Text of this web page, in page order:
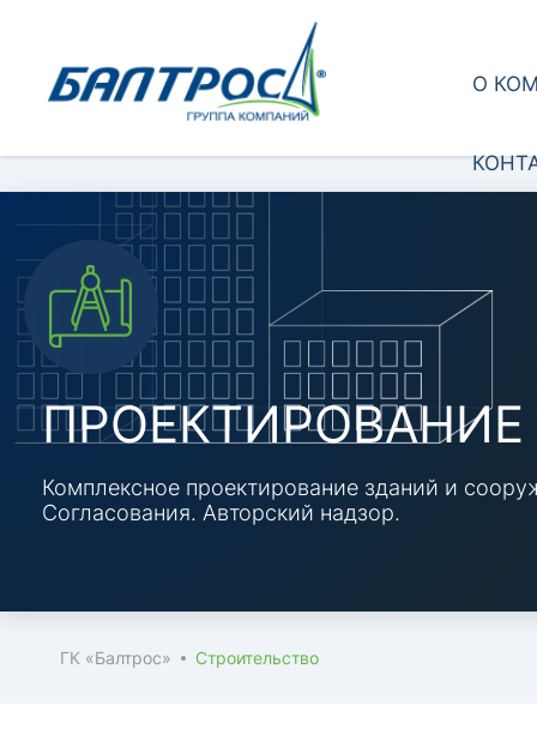
О
ПРОЕКТИРОВАНИЕ
Комплексное проектирование зданий и
Согласования. Авторский надзор.
ГК «Балтрос» Строительство